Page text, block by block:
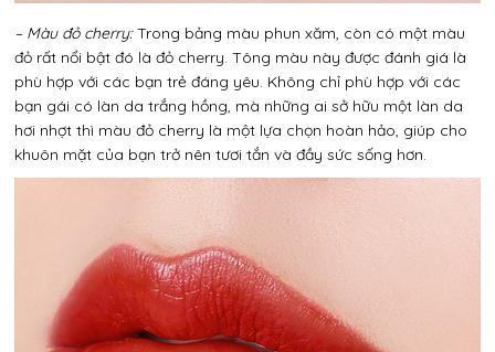
– Màu đỏ cherry:Trong bảng màu phun xăm, còn có một màu
đỏ rất nổi bật đó là đỏ cherry. Tông màu này được đánh giá là
phù hợp với các bạn trẻ đáng yêu. Không chỉ phù hợp với các
bạn gái có làn da trắng hồng, mà những ai sở hữu một làn da
hơi nhợt thì màu đỏ cherry là một lựa chọn hoàn hảo, giúp cho
khuôn mặt của bạn trở nên tươi tắn và đầy sức sống hơn.